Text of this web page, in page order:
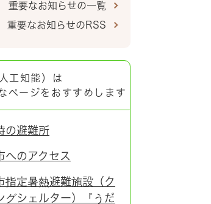
重要なお知らせの一覧
重要なお知らせのRSS
工知能）は
ページをおすすめします
の避難所
へのアクセス
指定暑熱避難施設（ク
グシェルター）『うだ